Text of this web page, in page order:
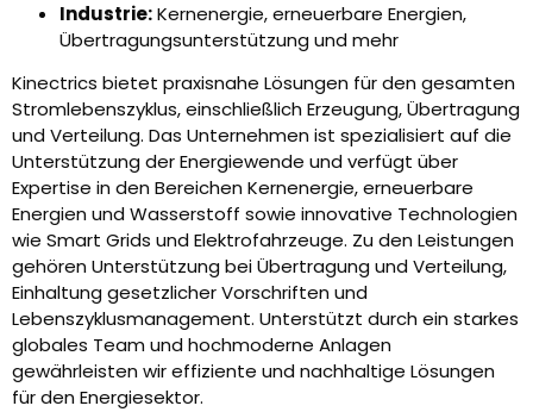
Industrie:Kernenergie, erneuerbare Energien,
Übertragungsunterstützung und mehr
Kinectrics bietet praxisnahe Lösungen für den gesamten
Stromlebenszyklus, einschließlich Erzeugung, Übertragung
und Verteilung. Das Unternehmen ist spezialisiert auf die
Unterstützung der Energiewende und verfügt über
Expertise in den Bereichen Kernenergie, erneuerbare
Energien und Wasserstoff sowie innovative Technologien
wie Smart Grids und Elektrofahrzeuge. Zu den Leistungen
gehören Unterstützung bei Übertragung und Verteilung,
Einhaltung gesetzlicher Vorschriften und
Lebenszyklusmanagement. Unterstützt durch ein starkes
globales Team und hochmoderne Anlagen
gewährleisten wir effiziente und nachhaltige Lösungen
für den Energiesektor.